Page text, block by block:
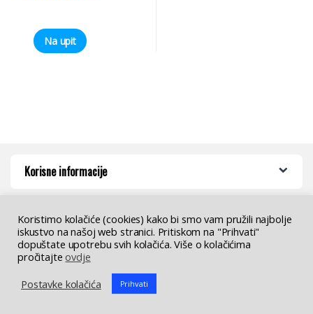
Na upit
Korisne informacije
Imate pitanja ? Nazovite nas!
+385 (01) 2983 130
Koristimo kolačiće (cookies) kako bi smo vam pružili najbolje
iskustvo na našoj web stranici. Pritiskom na "Prihvati"
dopuštate upotrebu svih kolačića. Više o kolačićima
pročitajteovdje
Postavke kolačića
Prihvati